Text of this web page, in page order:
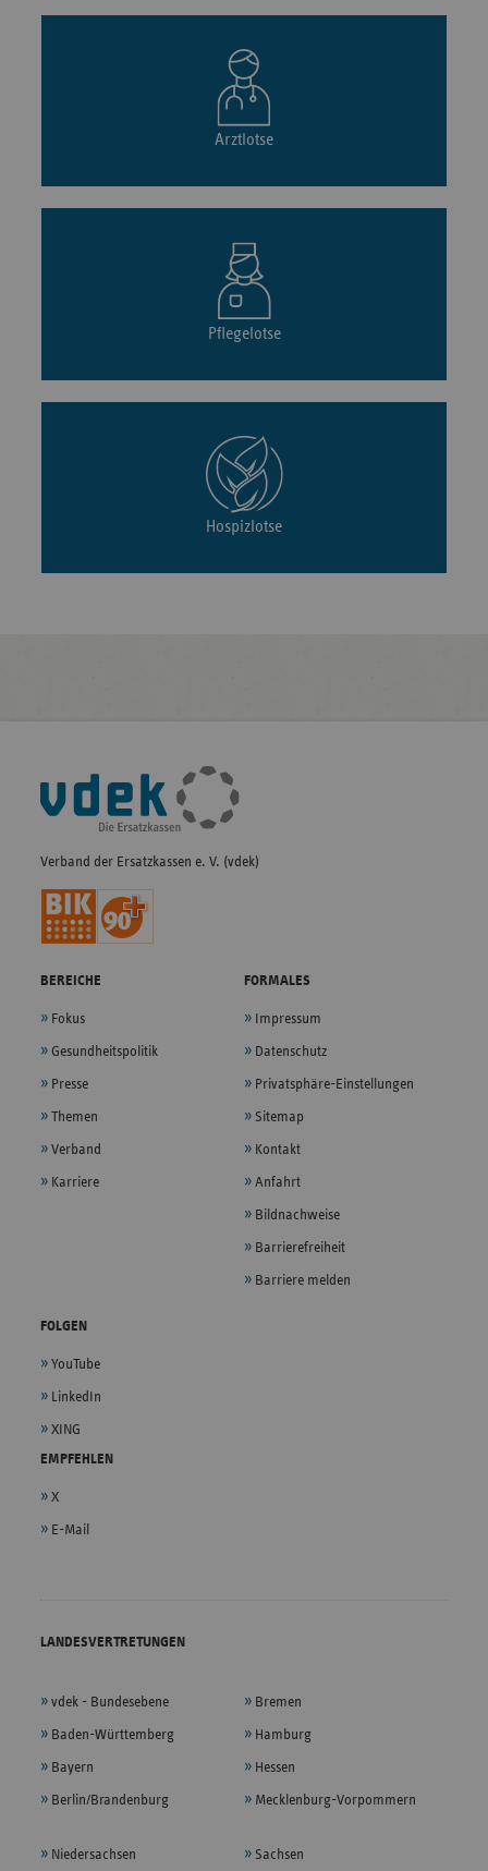
Arztlotse
Pflegelotse
Hospizlotse
Fußleisten-
Navigation
Verband der Ersatzkassen e. V. (vdek)
BEREICHE
Fokus
Gesundheitspolitik
Presse
Themen
Verband
Karriere
FORMALES
Impressum
Datenschutz
Privatsphäre-Einstellungen
Sitemap
Kontakt
Anfahrt
Bildnachweise
Barrierefreiheit
Barriere melden
FOLGEN
YouTube
LinkedIn
XING
EMPFEHLEN
X
E-Mail
LANDESVERTRETUNGEN
vdek - Bundesebene
Baden-Württemberg
Bayern
Berlin/Brandenburg
Bremen
Hamburg
Hessen
Mecklenburg-Vorpommern
Niedersachsen Sachsen